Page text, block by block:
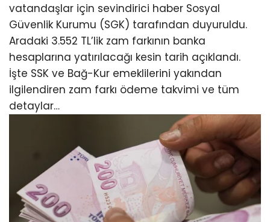
vatandaşlar için sevindirici haber Sosyal
Güvenlik Kurumu (SGK) tarafından duyuruldu.
Aradaki 3.552 TL’lik zam farkının banka
hesaplarına yatırılacağı kesin tarih açıklandı.
İşte SSK ve Bağ-Kur emeklilerini yakından
ilgilendiren zam farkı ödeme takvimi ve tüm
detaylar…